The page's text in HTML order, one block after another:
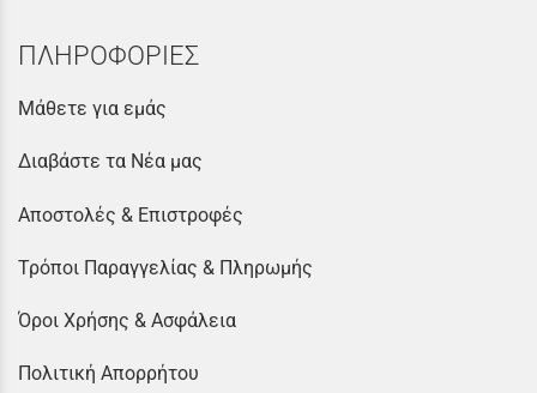
ΠΛΗΡΟΦΟΡΙΕΣ
Μάθετε για εμάς
Διαβάστε τα Νέα μας
Αποστολές & Επιστροφές
Τρόποι Παραγγελίας & Πληρωμής
Όροι Χρήσης & Ασφάλεια
Πολιτική Απορρήτου